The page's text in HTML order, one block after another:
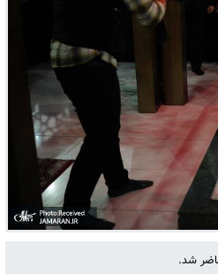
شد.